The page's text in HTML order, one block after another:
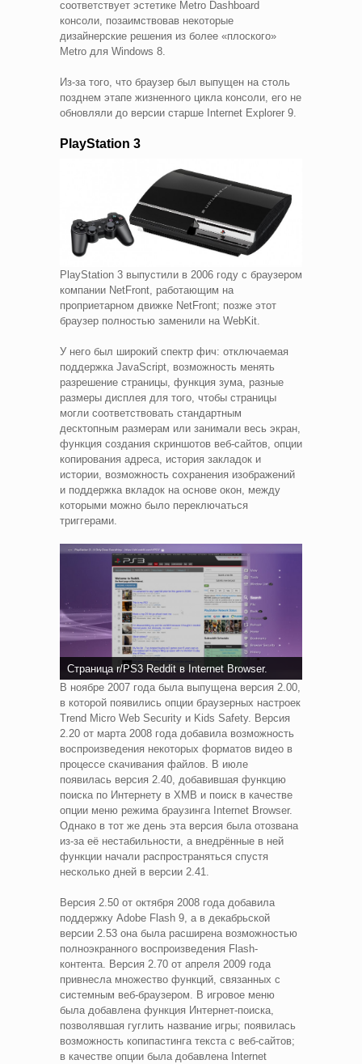
соответствует эстетике Metro Dashboard
консоли, позаимствовав некоторые
дизайнерские решения из более «плоского»
Metro для Windows 8.
Из-за того, что браузер был выпущен на столь
позднем этапе жизненного цикла консоли, его не
обновляли до версии старше Internet Explorer 9.
PlayStation 3
PlayStation 3 выпустили в 2006 году с браузером
компании NetFront, работающим на
проприетарном движке NetFront; позже этот
браузер полностью заменили на WebKit.
У него был широкий спектр фич: отключаемая
поддержка JavaScript, возможность менять
разрешение страницы, функция зума, разные
размеры дисплея для того, чтобы страницы
могли соответствовать стандартным
десктопным размерам или занимали весь экран,
функция создания скриншотов веб-сайтов, опции
копирования адреса, история закладок и
истории, возможность сохранения изображений
и поддержка вкладок на основе окон, между
которыми можно было переключаться
триггерами.
Страница r/PS3 Reddit в Internet Browser.
В ноябре 2007 года была выпущена версия 2.00,
в которой появились опции браузерных настроек
Trend Micro Web Security и Kids Safety. Версия
2.20 от марта 2008 года добавила возможность
воспроизведения некоторых форматов видео в
процессе скачивания файлов. В июле
появилась версия 2.40, добавившая функцию
поиска по Интернету в XMB и поиск в качестве
опции меню режима браузинга Internet Browser.
Однако в тот же день эта версия была отозвана
из-за её нестабильности, а внедрённые в ней
функции начали распространяться спустя
несколько дней в версии 2.41.
Версия 2.50 от октября 2008 года добавила
поддержку Adobe Flash 9, а в декабрьской
версии 2.53 она была расширена возможностью
полноэкранного воспроизведения Flash-
контента. Версия 2.70 от апреля 2009 года
привнесла множество функций, связанных с
системным веб-браузером. В игровое меню
была добавлена функция Интернет-поиска,
позволявшая гуглить название игры; появилась
возможность копипастинга текста с веб-сайтов;
в качестве опции была добавлена Internet